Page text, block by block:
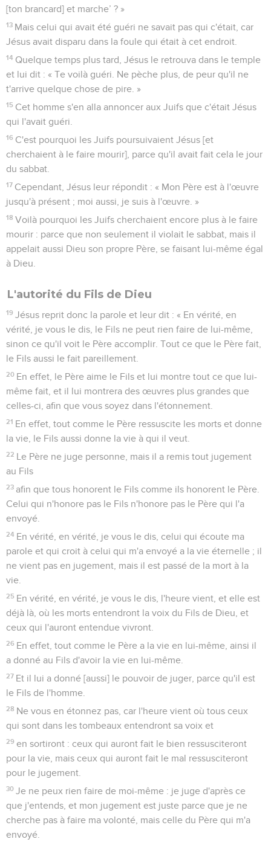
[ton brancard] et marche’ ? »
13 Mais celui qui avait été guéri ne savait pas qui c'était, car
Jésus avait disparu dans la foule qui était à cet endroit.
14 Quelque temps plus tard, Jésus le retrouva dans le temple
et lui dit : « Te voilà guéri. Ne pèche plus, de peur qu'il ne
t'arrive quelque chose de pire. »
15 Cet homme s'en alla annoncer aux Juifs que c'était Jésus
qui l'avait guéri.
16 C'est pourquoi les Juifs poursuivaient Jésus [et
cherchaient à le faire mourir], parce qu'il avait fait cela le jour
du sabbat.
17 Cependant, Jésus leur répondit : « Mon Père est à l'œuvre
jusqu'à présent ; moi aussi, je suis à l'œuvre. »
18 Voilà pourquoi les Juifs cherchaient encore plus à le faire
mourir : parce que non seulement il violait le sabbat, mais il
appelait aussi Dieu son propre Père, se faisant lui-même égal
à Dieu.
L'autorité du Fils de Dieu
19 Jésus reprit donc la parole et leur dit : « En vérité, en
vérité, je vous le dis, le Fils ne peut rien faire de lui-même,
sinon ce qu'il voit le Père accomplir. Tout ce que le Père fait,
le Fils aussi le fait pareillement.
20 En effet, le Père aime le Fils et lui montre tout ce que lui-
même fait, et il lui montrera des œuvres plus grandes que
celles-ci, afin que vous soyez dans l'étonnement.
21 En effet, tout comme le Père ressuscite les morts et donne
la vie, le Fils aussi donne la vie à qui il veut.
22 Le Père ne juge personne, mais il a remis tout jugement
au Fils
23 afin que tous honorent le Fils comme ils honorent le Père.
Celui qui n'honore pas le Fils n'honore pas le Père qui l'a
envoyé.
24 En vérité, en vérité, je vous le dis, celui qui écoute ma
parole et qui croit à celui qui m'a envoyé a la vie éternelle ; il
ne vient pas en jugement, mais il est passé de la mort à la
vie.
25 En vérité, en vérité, je vous le dis, l'heure vient, et elle est
déjà là, où les morts entendront la voix du Fils de Dieu, et
ceux qui l'auront entendue vivront.
26 En effet, tout comme le Père a la vie en lui-même, ainsi il
a donné au Fils d'avoir la vie en lui-même.
27 Et il lui a donné [aussi] le pouvoir de juger, parce qu'il est
le Fils de l'homme.
28 Ne vous en étonnez pas, car l'heure vient où tous ceux
qui sont dans les tombeaux entendront sa voix et
29 en sortiront : ceux qui auront fait le bien ressusciteront
pour la vie, mais ceux qui auront fait le mal ressusciteront
pour le jugement.
30 Je ne peux rien faire de moi-même : je juge d'après ce
que j'entends, et mon jugement est juste parce que je ne
cherche pas à faire ma volonté, mais celle du Père qui m'a
envoyé.